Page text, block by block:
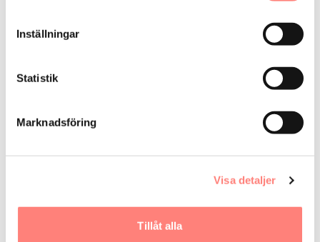
Inställningar
Statistik
Marknadsföring
Visa detaljer
Tillåt alla
Bostadsrättsförening
Klimatfastigheter Småland AB